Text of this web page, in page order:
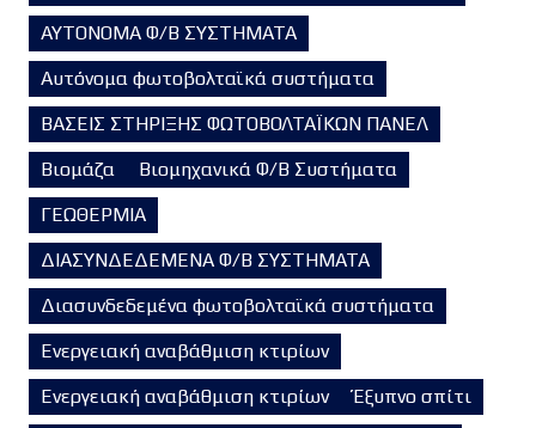
ΑΥΤΟΝΟΜΑ Φ/Β ΣΥΣΤΗΜΑΤΑ
Αυτόνομα φωτοβολταϊκά συστήματα
ΒΑΣΕΙΣ ΣΤΗΡΙΞΗΣ ΦΩΤΟΒΟΛΤΑΪΚΩΝ ΠΑΝΕΛ
Βιομάζα
Βιομηχανικά Φ/Β Συστήματα
ΓΕΩΘΕΡΜΙΑ
ΔΙΑΣΥΝΔΕΔΕΜΕΝΑ Φ/Β ΣΥΣΤΗΜΑΤΑ
Διασυνδεδεμένα φωτοβολταϊκά συστήματα
Ενεργειακή αναβάθμιση κτιρίων
Ενεργειακή αναβάθμιση κτιρίων
Έξυπνο σπίτι